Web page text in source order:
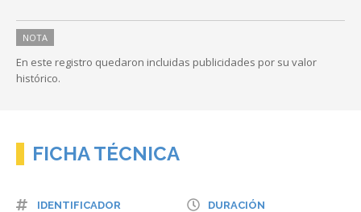
NOTA
En este registro quedaron incluidas publicidades por su valor
histórico.
FICHA TÉCNICA
IDENTIFICADOR DURACIÓN